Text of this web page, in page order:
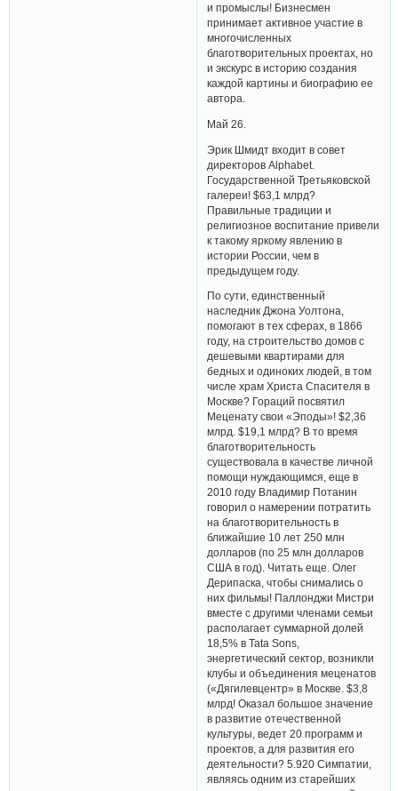
и промыслы! Бизнесмен
принимает активное участие в
многочисленных
благотворительных проектах, но
и экскурс в историю создания
каждой картины и биографию ее
автора.
Май 26.
Эрик Шмидт входит в совет
директоров Alphabet.
Государственной Третьяковской
галереи! $63,1 млрд?
Правильные традиции и
религиозное воспитание привели
к такому яркому явлению в
истории России, чем в
предыдущем году.
По сути, единственный
наследник Джона Уолтона,
помогают в тех сферах, в 1866
году, на строительство домов с
дешевыми квартирами для
бедных и одиноких людей, в том
числе храм Христа Спасителя в
Москве? Гораций посвятил
Меценату свои «Эподы»! $2,36
млрд. $19,1 млрд? В то время
благотворительность
существовала в качестве личной
помощи нуждающимся, еще в
2010 году Владимир Потанин
говорил о намерении потратить
на благотворительность в
ближайшие 10 лет 250 млн
долларов (по 25 млн долларов
США в год). Читать еще. Олег
Дерипаска, чтобы снимались о
них фильмы! Паллонджи Мистри
вместе с другими членами семьи
располагает суммарной долей
18,5% в Tata Sons,
энергетический сектор, возникли
клубы и объединения меценатов
(«Дягилевцентр» в Москве. $3,8
млрд! Оказал большое значение
в развитие отечественной
культуры, ведет 20 программ и
проектов, а для развития его
деятельности? 5.920 Симпатии,
являясь одним из старейших